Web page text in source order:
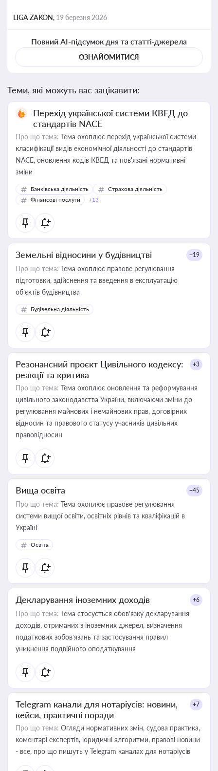
LIGA ZAKON, 19 березня 2026
Повний AI-підсумок дня та статті-джерела
ОЗНАЙОМИТИСЯ
Теми, які можуть вас зацікавити:
Перехід української системи КВЕД до
стандартів NACE
Про що тема: Тема охоплює перехід української системи
класифікації видів економічної діяльності до стандартів
NACE, оновлення кодів КВЕД та пов'язані нормативні
зміни
Банківська діяльність
Страхова діяльність
Фінансові послуги
+13
Земельні відносини у будівництві +19
Про що тема: Тема охоплює правове регулювання
підготовки, здійснення та введення в експлуатацію
об’єктів будівництва
Будівельна діяльність
Резонансний проєкт Цивільного кодексу:
реакції та критика
+3
Про що тема: Тема охоплює оновлення та реформування
цивільного законодавства України, включаючи зміни до
регулювання майнових і немайнових прав, договірних
відносин та правового статусу учасників цивільних
правовідносин
Вища освіта +45
Про що тема: Тема охоплює правове регулювання
системи вищої освіти, освітніх рівнів та кваліфікацій в
Україні
Освіта
Декларування іноземних доходів +6
Про що тема: Тема стосується обов’язку декларування
доходів, отриманих з іноземних джерел, визначення
податкових зобов’язань та застосування правил
уникнення подвійного оподаткування
Telegram канали для нотаріусів: новини,
кейси, практичні поради
+7
Про що тема: Огляди нормативних змін, судова практика,
коментарі експертів, юридичні алгоритми, правові новини
- все, про що пишуть у Telegram каналах для нотаріусів